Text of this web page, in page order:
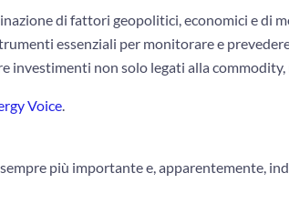
di fattori geopolitici, economici e di
essenziali per monitorare e
non solo legati alla commodity,
Voice.
più importante e, apparentemente,